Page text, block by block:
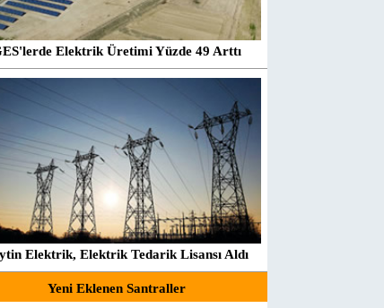
Elektrik Üretimi Yüzde 49 Arttı
Elektrik, Elektrik Tedarik Lisansı Aldı
Yeni Eklenen Santraller